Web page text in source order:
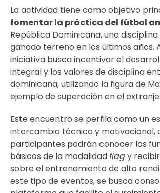
La actividad tiene como objetivo
fomentar la práctica del fútbol
República Dominicana, una
ganado terreno en los últimos años.
iniciativa busca incentivar el
integral y los valores de disciplina
dominicana, utilizando la figura de
ejemplo de superación en el
Este encuentro se perfila como un
intercambio técnico y motivacional,
participantes podrán conocer los
básicos de la modalidadflagy
sobre el entrenamiento de alto
este tipo de eventos, se busca